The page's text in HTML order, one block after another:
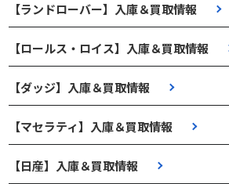
【ランドローバー】入庫＆買取情報
【ロールス・ロイス】入庫＆買取情報
【ダッジ】入庫＆買取情報
【マセラティ】入庫＆買取情報
【日産】入庫＆買取情報